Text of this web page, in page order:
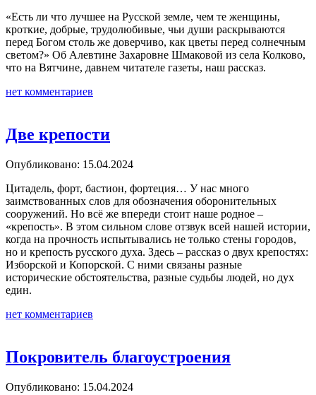
«Есть ли что лучшее на Русской земле, чем те женщины,
кроткие, добрые, трудолюбивые, чьи души раскрываются
перед Богом столь же доверчиво, как цветы перед солнечным
светом?» Об Алевтине Захаровне Шмаковой из села Колково,
что на Вятчине, давнем читателе газеты, наш рассказ.
нет комментариев
Две крепости
Опубликовано: 15.04.2024
Цитадель, форт, бастион, фортеция… У нас много
заимствованных слов для обозначения оборонительных
сооружений. Но всё же впереди стоит наше родное –
«крепость». В этом сильном слове отзвук всей нашей истории,
когда на прочность испытывались не только стены городов,
но и крепость русского духа. Здесь – рассказ о двух крепостях:
Изборской и Копорской. С ними связаны разные
исторические обстоятельства, разные судьбы людей, но дух
един.
нет комментариев
Покровитель благоустроения
Опубликовано: 15.04.2024